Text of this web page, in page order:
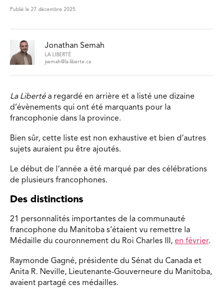
Publié le 27 décembre 2025
Jonathan Semah
LA LIBERTÉ
jsemah@la-liberte.ca
La Libertéa regardé en arrière et a listé une dizaine
d’évènements qui ont été marquants pour la
francophonie dans la province.
Bien sûr, cette liste est non exhaustive et bien d’autres
sujets auraient pu être ajoutés.
Le début de l’année a été marqué par des célébrations
de plusieurs francophones.
Des distinctions
21 personnalités importantes de la communauté
francophone du Manitoba s’étaient vu remettre la
Médaille du couronnement du Roi Charles III, en février.
Raymonde Gagné, présidente du Sénat du Canada et
Anita R. Neville, Lieutenante-Gouverneure du Manitoba,
avaient partagé ces médailles.